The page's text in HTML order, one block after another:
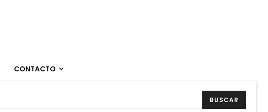
CONTACTO
BUSCAR